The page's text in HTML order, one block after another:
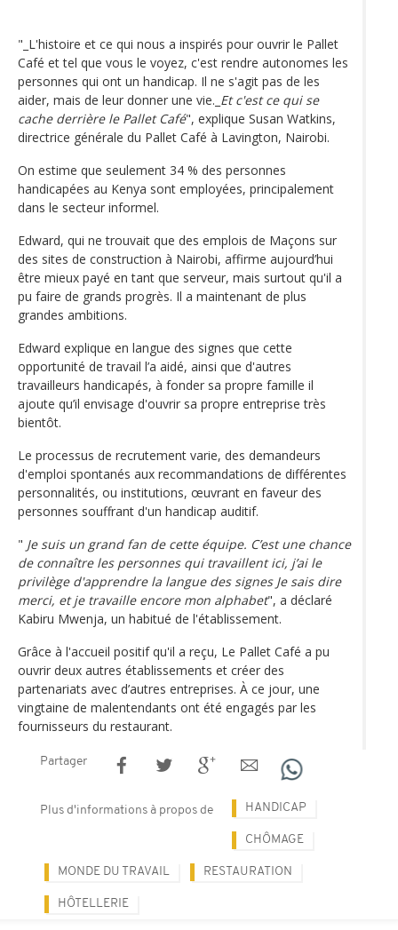
"_L'histoire et ce qui nous a inspirés pour ouvrir le Pallet
Café et tel que vous le voyez, c'est rendre autonomes les
personnes qui ont un handicap. Il ne s'agit pas de les
aider, mais de leur donner une vie._ Et c'est ce qui se
cache derrière le Pallet Café", explique Susan Watkins,
directrice générale du Pallet Café à Lavington, Nairobi.
On estime que seulement 34 % des personnes
handicapées au Kenya sont employées, principalement
dans le secteur informel.
Edward, qui ne trouvait que des emplois de Maçons sur
des sites de construction à Nairobi, affirme aujourd’hui
être mieux payé en tant que serveur, mais surtout qu'il a
pu faire de grands progrès. Il a maintenant de plus
grandes ambitions.
Edward explique en langue des signes que cette
opportunité de travail l’a aidé, ainsi que d'autres
travailleurs handicapés, à fonder sa propre famille il
ajoute qu’il envisage d'ouvrir sa propre entreprise très
bientôt.
Le processus de recrutement varie, des demandeurs
d'emploi spontanés aux recommandations de différentes
personnalités, ou institutions, œuvrant en faveur des
personnes souffrant d'un handicap auditif.
" Je suis un grand fan de cette équipe. C’est une chance
de connaître les personnes qui travaillent ici, j’ai le
privilège d'apprendre la langue des signes Je sais dire
merci, et je travaille encore mon alphabet", a déclaré
Kabiru Mwenja, un habitué de l'établissement.
Grâce à l'accueil positif qu'il a reçu, Le Pallet Café a pu
ouvrir deux autres établissements et créer des
partenariats avec d’autres entreprises. À ce jour, une
vingtaine de malentendants ont été engagés par les
fournisseurs du restaurant.
Partager
Plus d'informations à propos de HANDICAP
CHÔMAGE
MONDE DU TRAVAIL RESTAURATION
HÔTELLERIE